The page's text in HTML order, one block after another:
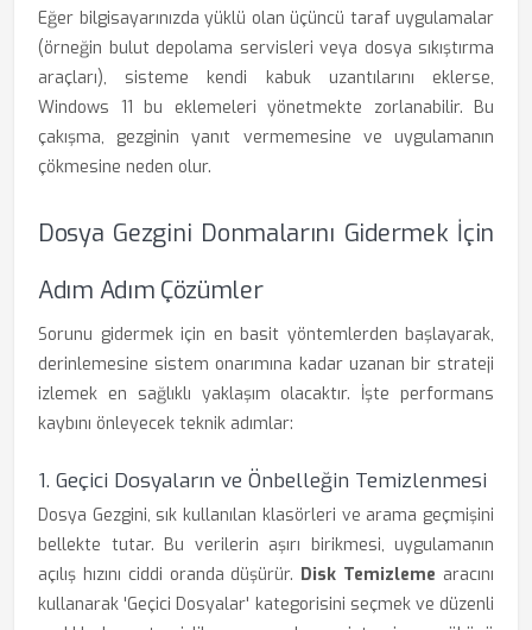
Eğer bilgisayarınızda yüklü olan üçüncü taraf uygulamalar
(örneğin bulut depolama servisleri veya dosya sıkıştırma
araçları), sisteme kendi kabuk uzantılarını eklerse,
Windows 11 bu eklemeleri yönetmekte zorlanabilir. Bu
çakışma, gezginin yanıt vermemesine ve uygulamanın
çökmesine neden olur.
Dosya Gezgini Donmalarını Gidermek İçin
Adım Adım Çözümler
Sorunu gidermek için en basit yöntemlerden başlayarak,
derinlemesine sistem onarımına kadar uzanan bir strateji
izlemek en sağlıklı yaklaşım olacaktır. İşte performans
kaybını önleyecek teknik adımlar:
1. Geçici Dosyaların ve Önbelleğin Temizlenmesi
Dosya Gezgini, sık kullanılan klasörleri ve arama geçmişini
bellekte tutar. Bu verilerin aşırı birikmesi, uygulamanın
açılış hızını ciddi oranda düşürür. Disk Temizleme aracını
kullanarak 'Geçici Dosyalar' kategorisini seçmek ve düzenli